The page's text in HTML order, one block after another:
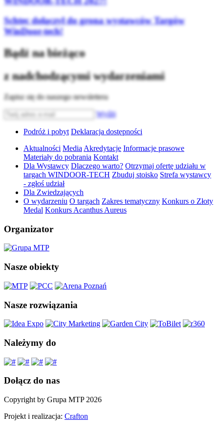
Schtec dołączył do grona wystawców Targów
WinDoor-tech!
Bądź na bieżąco
z nadchodzącymi wydarzeniami
Zapisz się do naszego newslettera
Wyślij
Podróż i pobyt Deklaracja dostępności
Aktualności Media Akredytacje Informacje prasowe
Materiały do pobrania Kontakt
Dla Wystawcy Dlaczego warto? Otrzymaj ofertę udziału w
targach WINDOOR-TECH Zbuduj stoisko Strefa wystawcy
- zgłoś udział
Dla Zwiedzających
O wydarzeniu O targach Zakres tematyczny Konkurs o Złoty
Medal Konkurs Acanthus Aureus
Organizator
Nasze obiekty
Nasze rozwiązania
Należymy do
Dołącz do nas
Copyright by Grupa MTP 2026
Projekt i realizacja: Crafton